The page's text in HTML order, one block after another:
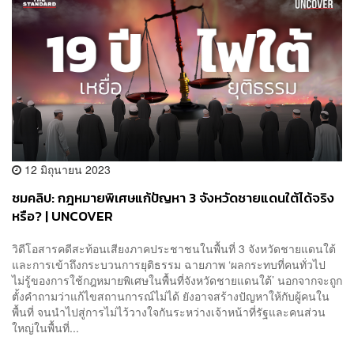
12 มิถุนายน 2023
ชมคลิป: กฎหมายพิเศษแก้ปัญหา 3 จังหวัดชายแดนใต้ได้จริง
หรือ? | UNCOVER
วิดีโอสารคดีสะท้อนเสียงภาคประชาชนในพื้นที่ 3 จังหวัดชายแดนใต้
และการเข้าถึงกระบวนการยุติธรรม ฉายภาพ ‘ผลกระทบที่คนทั่วไป
ไม่รู้ของการใช้กฎหมายพิเศษในพื้นที่จังหวัดชายแดนใต้’ นอกจากจะถูก
ตั้งคำถามว่าแก้ไขสถานการณ์ไม่ได้ ยังอาจสร้างปัญหาให้กับผู้คนใน
พื้นที่ จนนำไปสู่การไม่ไว้วางใจกันระหว่างเจ้าหน้าที่รัฐและคนส่วน
ใหญ่ในพื้นที่...